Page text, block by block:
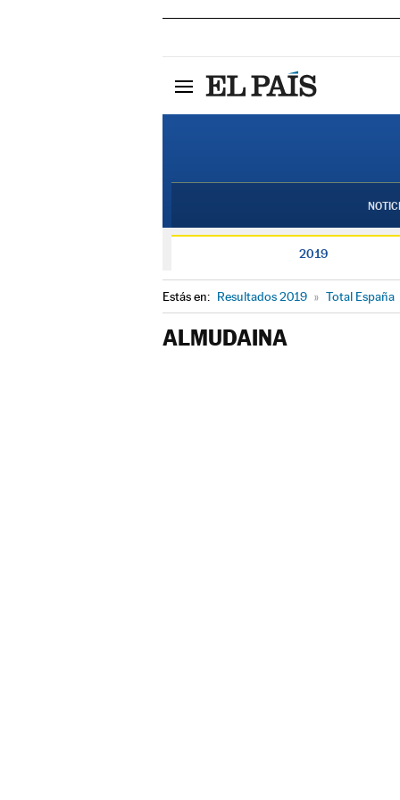
2019
Estás en: Resultados 2019 » Total España
ALMUDAINA